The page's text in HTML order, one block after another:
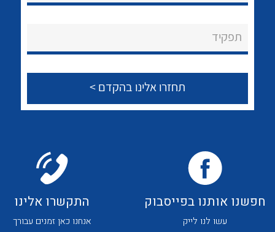
תפקיד
חפשנו אותנו בפייסבוק
עשו לנו לייק
התקשרו אלינו
אנחנו כאן זמנים עבורך